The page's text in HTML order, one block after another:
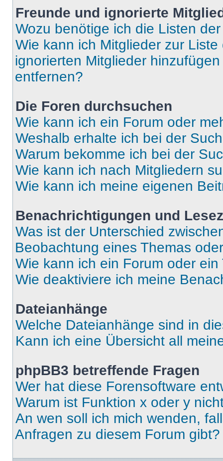
Freunde und ignorierte
Wozu benötige ich die Listen
Wie kann ich Mitglieder zur
ignorierten Mitglieder
entfernen?
Die Foren durchsuchen
Wie kann ich ein Forum oder
Weshalb erhalte ich bei der
Warum bekomme ich bei der
Wie kann ich nach Mitgliedern
Wie kann ich meine eigenen
Benachrichtigungen und
Was ist der Unterschied
Beobachtung eines Themas
Wie kann ich ein Forum oder
Wie deaktiviere ich meine
Dateianhänge
Welche Dateianhänge sind in
Kann ich eine Übersicht all
phpBB3 betreffende Fragen
Wer hat diese Forensoftware
Warum ist Funktion x oder y
An wen soll ich mich wenden,
Anfragen zu diesem Forum gibt?